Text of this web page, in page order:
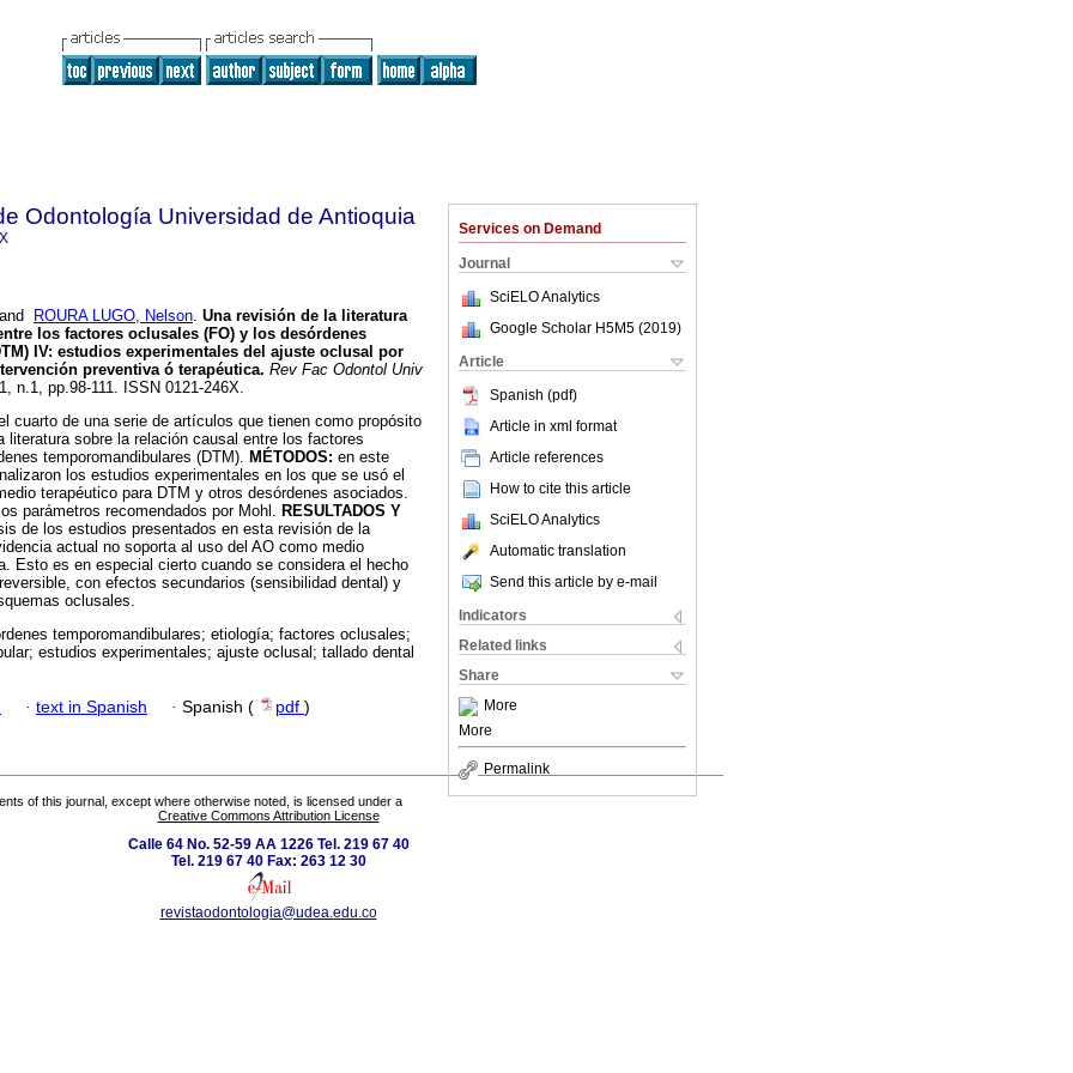
Services on Demand
Journal
SciELO Analytics
Google Scholar H5M5 (2019)
Article
Spanish (pdf)
Article in xml format
Article references
How to cite this article
SciELO Analytics
Automatic translation
Send this article by e-mail
Indicators
Related links
Share
More
More
Permalink
Odontología Universidad de Antioquia
ROURA LUGO, Nelson. Una revisión de la literatura
los factores oclusales (FO) y los desórdenes
IV: estudios experimentales del ajuste oclusal por
preventiva ó terapéutica. Rev Fac Odontol Univ
n.1, pp.98-111. ISSN 0121-246X.
cuarto de una serie de artículos que tienen como propósito
literatura sobre la relación causal entre los factores
temporomandibulares (DTM). MÉTODOS: en este
los estudios experimentales en los que se usó el
terapéutico para DTM y otros desórdenes asociados.
parámetros recomendados por Mohl. RESULTADOS Y
de los estudios presentados en esta revisión de la
actual no soporta al uso del AO como medio
Esto es en especial cierto cuando se considera el hecho
con efectos secundarios (sensibilidad dental) y
oclusales.
temporomandibulares; etiología; factores oclusales;
estudios experimentales; ajuste oclusal; tallado dental
· text in Spanish · Spanish ( pdf )
of this journal, except where otherwise noted, is licensed under a
Creative Commons Attribution License
Calle 64 No. 52-59 AA 1226 Tel. 219 67 40
Tel. 219 67 40 Fax: 263 12 30
revistaodontologia@udea.edu.co